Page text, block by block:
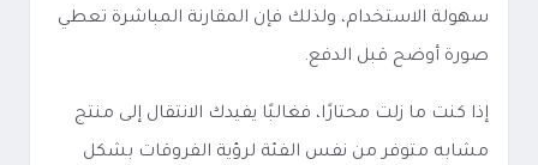
سهولة الاستخدام، ولذلك فإن المقارنة المباشرة تعطي
صورة أوضح قبل الدفع.
إذا كنت ما زلت محتارًا، فغالبًا يفيدك الانتقال إلى منتج
مشابه متوفر من نفس الفئة لرؤية الفروقات بشكل